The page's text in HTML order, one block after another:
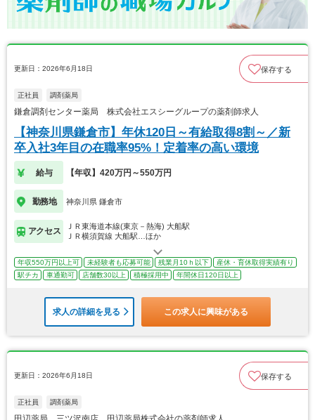
更新日：2026年6月18日 保存する
正社員 調剤薬局
鎌倉調剤センター薬局 株式会社エスシーグループの薬剤師求人
【神奈川県鎌倉市】年休120日～有給取得8割～／新
卒入社3年目の在職率95%！定着率の高い環境
給与 【年収】420万円～550万円
勤務地 神奈川県 鎌倉市
アクセス
ＪＲ東海道本線(東京－熱海) 大船駅
ＪＲ横須賀線 大船駅…ほか
年収550万円以上可 未経験者も応募可能 残業月10ｈ以下
産休・育休取得実績有り
駅チカ
車通勤可 店舗数30以上 積極採用中 年間休日120日以上
求人の詳細を見る この求人に興味がある
更新日：2026年6月18日 保存する
正社員 調剤薬局